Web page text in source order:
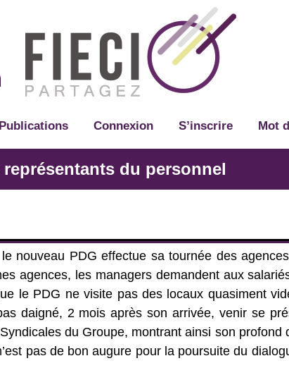
Publications Connexion S’inscrire Mot
du personnel
nouveau PDG effectue sa tournée des
agences, les managers demandent aux
le PDG ne visite pas des locaux quasiment
daigné, 2 mois après son arrivée, venir se
du Groupe, montrant ainsi son profond
pas de bon augure pour la poursuite du